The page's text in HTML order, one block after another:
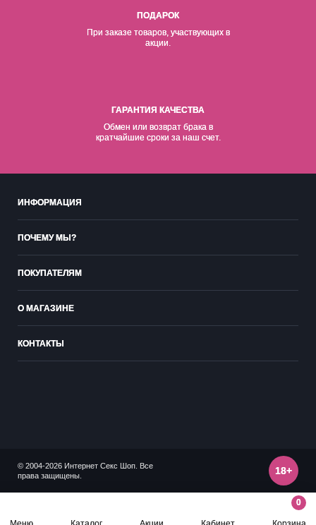
0
ПОДАРОК
При заказе товаров, участвующих в
акции.
ГАРАНТИЯ КАЧЕСТВА
Обмен или возврат брака в
кратчайшие сроки за наш счет.
ИНФОРМАЦИЯ
ПОЧЕМУ МЫ?
ПОКУПАТЕЛЯМ
О МАГАЗИНЕ
КОНТАКТЫ
© 2004-2026 Интернет Секс Шоп. Все
права защищены.
18+